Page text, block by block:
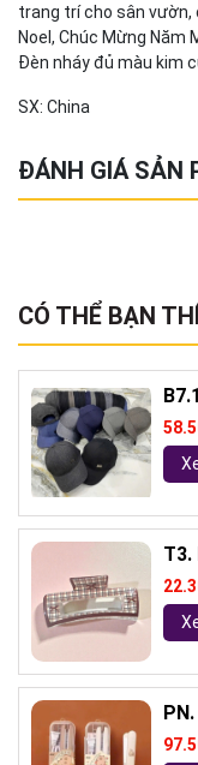
trang trí cho sân vườn,
Noel, Chúc Mừng Năm
Đèn nháy đủ màu kim
SX: China
ĐÁNH GIÁ SẢN
CÓ THỂ BẠN
T3.